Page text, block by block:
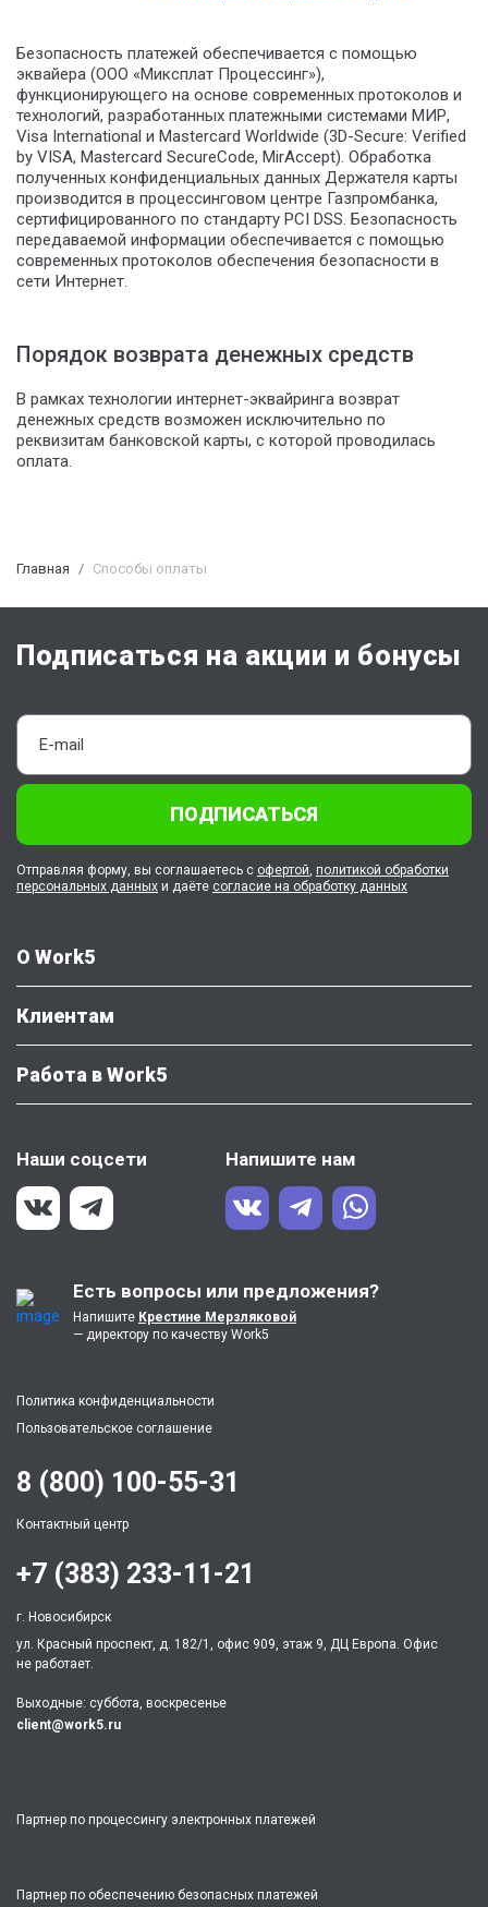
Безопасность платежей обеспечивается с помощью
эквайера (ООО «Миксплат Процессинг»),
функционирующего на основе современных протоколов и
технологий, разработанных платежными системами МИР,
Visa International и Mastercard Worldwide (3D-Secure: Verified
by VISA, Mastercard SecureCode, MirAccept). Обработка
полученных конфиденциальных данных Держателя карты
производится в процессинговом центре Газпромбанка,
сертифицированного по стандарту PCI DSS. Безопасность
передаваемой информации обеспечивается с помощью
современных протоколов обеспечения безопасности в
сети Интернет.
Порядок возврата денежных средств
В рамках технологии интернет-эквайринга возврат
денежных средств возможен исключительно по
реквизитам банковской карты, с которой проводилась
оплата.
Главная Способы оплаты
О Work5
Клиентам
Работа в Work5
Наши соцсети Напишите нам
Есть вопросы или предложения?
Напишите Крестине Мерзляковой
— директору по качеству Work5
Политика конфиденциальности
Пользовательское соглашение
Подписаться на акции и бонусы
ПОДПИСАТЬСЯ
Отправляя форму, вы соглашаетесь с офертой политикой обработки
персональных данных и даёте согласие на обработку данных
Партнер по процессингу электронных платежей
Партнер по обеспечению безопасных платежей
8 (800) 100-55-31
Контактный центр
+7 (383) 233-11-21
г. Новосибирск
ул. Красный проспект, д. 182/1, офис 909, этаж 9, ДЦ Европа. Офис
не работает.
Выходные: суббота, воскресенье
client@work5.ru